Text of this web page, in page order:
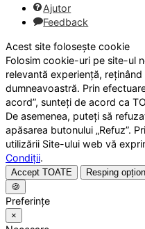
Ajutor
Feedback
Acest site folosește cookie
Folosim cookie-uri pe site-ul
relevantă experiență,
dumneavoastră. Prin
acord”, sunteți de acord ca
De asemenea, puteți să
apăsarea butonului „Refuz”.
utilizării Site-ului web vă
Condiții.
Accept TOATE Resping
🍪
Preferințe
×